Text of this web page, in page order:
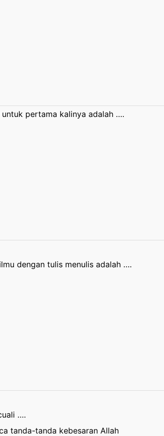
untuk pertama kalinya adalah ….
dengan tulis menulis adalah ….
….
tanda-tanda kebesaran Allah